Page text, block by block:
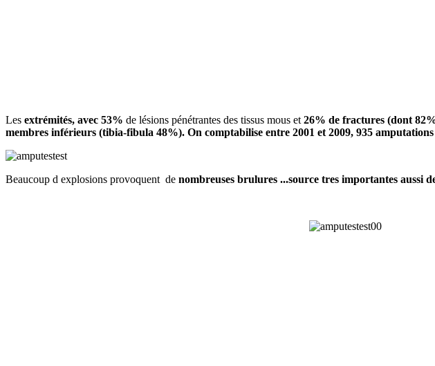
Les extrémités, avec 53% de lésions pénétrantes des tissus mous et 26% de fractures (dont
membres inférieurs (tibia-fibula 48%). On comptabilise entre 2001 et 2009, 935
Beaucoup d explosions provoquent de nombreuses brulures ...source tres importantes aussi de